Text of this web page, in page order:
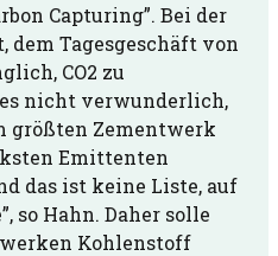
Capturing”. Bei der
dem Tagesgeschäft von
CO2 zu
nicht verwunderlich,
größten Zementwerk
Emittenten
das ist keine Liste, auf
so Hahn. Daher solle
Kohlenstoff